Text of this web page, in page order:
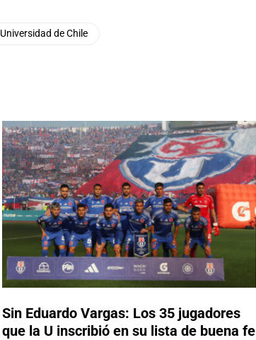
Universidad de Chile
Sin Eduardo Vargas: Los 35 jugadores
que la U inscribió en su lista de buena fe